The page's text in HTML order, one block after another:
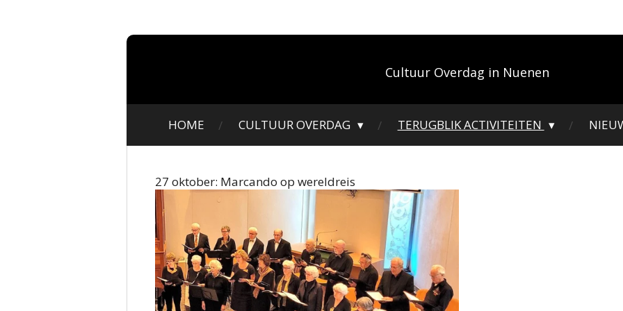
Cultuur Overdag in Nuenen
HOME CULTUUR OVERDAG TERUGBLIK ACTIVITEITEN
27 oktober: Marcando op wereldreis